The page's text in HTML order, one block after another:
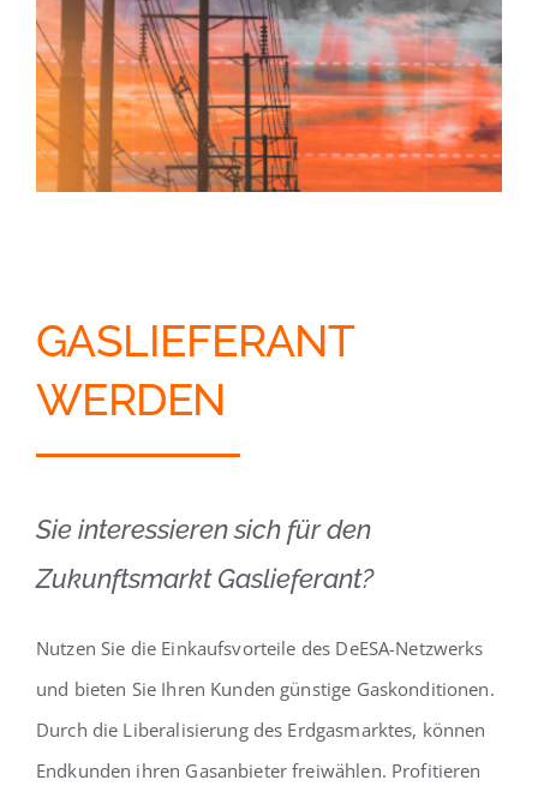
GASLIEFERANT
WERDEN
Sie interessieren sich für den
Zukunftsmarkt Gaslieferant?
Nutzen Sie die Einkaufsvorteile des DeESA-Netzwerks
und bieten Sie Ihren Kunden günstige Gaskonditionen.
Durch die Liberalisierung des Erdgasmarktes, können
Endkunden ihren Gasanbieter freiwählen. Profitieren